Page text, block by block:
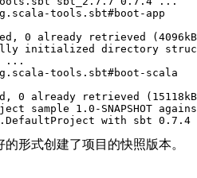
tools.sbt#boot-app
0 already retrieved
initialized directory
...
tools.sbt#boot-scala
0 already retrieved
sample 1.0-SNAPSHOT
形式创建了项目的快照版本。